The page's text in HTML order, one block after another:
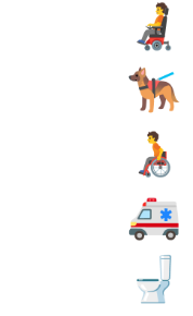
🧑‍🦼
🐕‍🦺
🧑‍🦽
🚑
🚽